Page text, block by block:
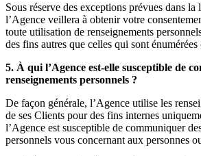
Sous réserve des exceptions prévues dans
l’Agence veillera à obtenir votre
toute utilisation de renseignements
des fins autres que celles qui sont énumérées
5. À qui l’Agence est-elle susceptible de
renseignements personnels ?
De façon générale, l’Agence utilise les
de ses Clients pour des fins internes
l’Agence est susceptible de communiquer
personnels vous concernant aux personnes